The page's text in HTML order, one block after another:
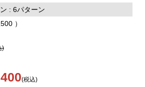
: 6パターン
）
)
(税込)